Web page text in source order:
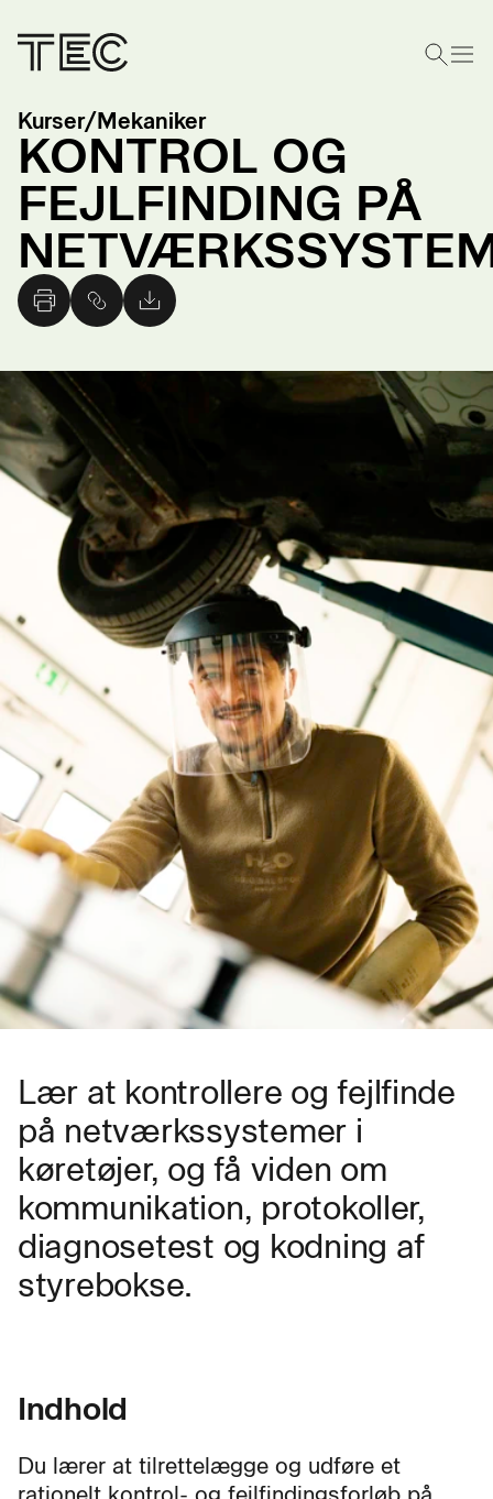
Kurser/Mekaniker
KONTROL OG
FEJLFINDING PÅ
Lær at kontrollere og fejlfinde
på netværkssystemer i
køretøjer, og få viden om
kommunikation, protokoller,
diagnosetest og kodning af
styrebokse.
Indhold
Du lærer at tilrettelægge og udføre et